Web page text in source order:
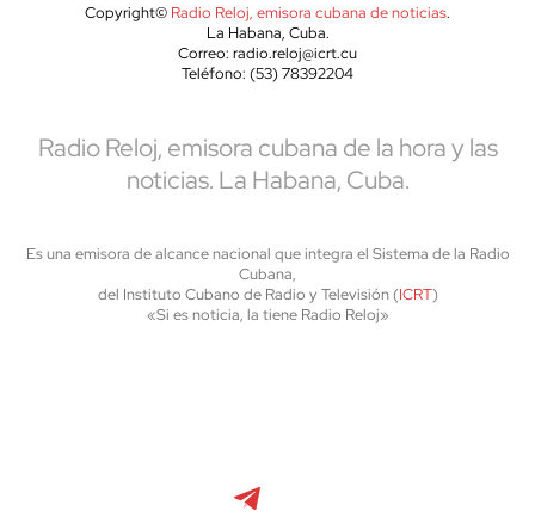
Copyright© Radio Reloj, emisora cubana de noticias.
La Habana, Cuba.
Correo: radio.reloj@icrt.cu
Teléfono: (53) 78392204
Radio Reloj, emisora cubana de la hora y las
noticias. La Habana, Cuba.
Es una emisora de alcance nacional que integra el Sistema de la Radio
Cubana,
del Instituto Cubano de Radio y Televisión (ICRT)
«Si es noticia, la tiene Radio Reloj»